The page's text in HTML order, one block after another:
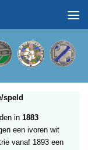
speld
in 1883
een ivoren wit
vanaf 1893 een